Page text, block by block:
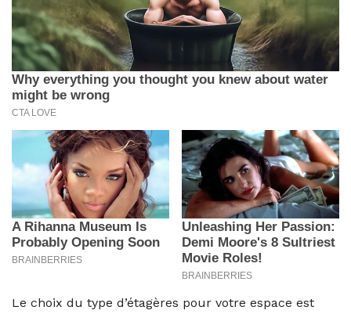
Le choix du type d’étagères pour votre espace est